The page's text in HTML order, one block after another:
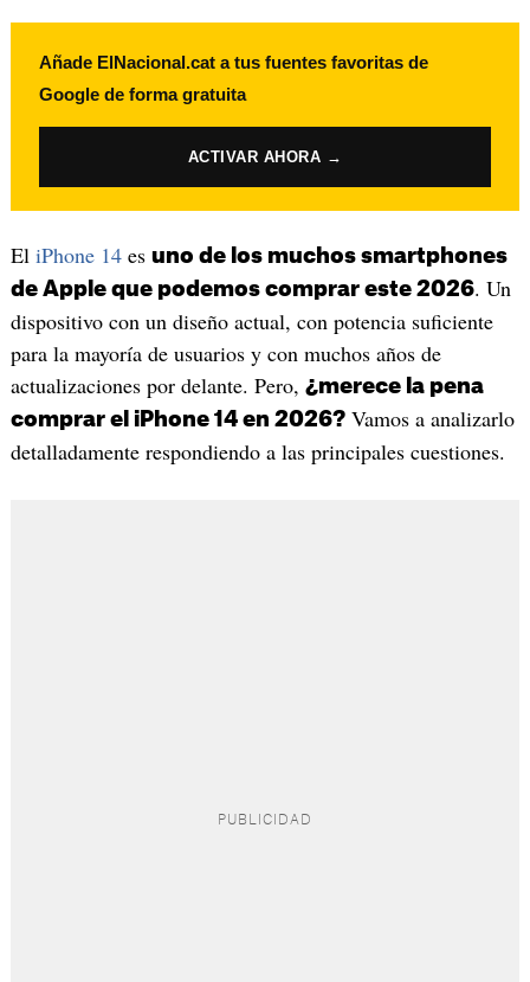
Añade ElNacional.cat a tus fuentes favoritas de
Google de forma gratuita
ACTIVAR AHORA →
El iPhone 14es uno de los muchos smartphones
de Apple que podemos comprar este 2026. Un
dispositivo con un diseño actual, con potencia suficiente
para la mayoría de usuarios y con muchos años de
actualizaciones por delante. Pero, ¿merece la pena
comprar el iPhone 14 en 2026?Vamos a analizarlo
detalladamente respondiendo a las principales cuestiones.